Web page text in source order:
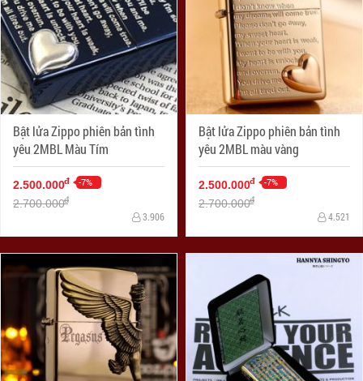
Bật lửa Zippo phiên bản tình
yêu 2MBL Màu Tím
2.500.000đ -7%
2.700.000đ
3.906
Bật lửa Zippo phiên bản tình
yêu 2MBL màu vàng
2.500.000đ -7%
2.700.000đ
4.521